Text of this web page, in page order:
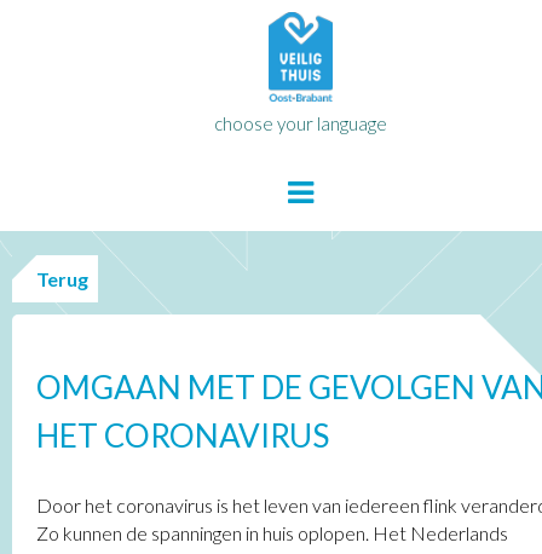
choose your language
Terug
OMGAAN MET DE GEVOLGEN
HET CORONAVIRUS
Door het coronavirus is het leven van iedereen flink
Zo kunnen de spanningen in huis oplopen. Het Nederlands